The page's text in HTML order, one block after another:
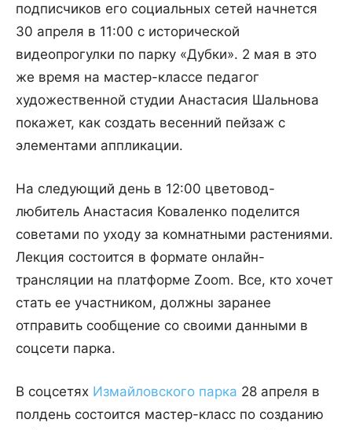
подписчиков его социальных сетей начнется
30 апреля в 11:00 с исторической
видеопрогулки по парку «Дубки». 2 мая в это
же время на мастер-классе педагог
художественной студии Анастасия Шальнова
покажет, как создать весенний пейзаж с
элементами аппликации.
На следующий день в 12:00 цветовод-
любитель Анастасия Коваленко поделится
советами по уходу за комнатными растениями.
Лекция состоится в формате онлайн-
трансляции на платформе Zoom. Все, кто хочет
стать ее участником, должны заранее
отправить сообщение со своими данными в
соцсети парка.
В соцсетях Измайловского парка 28 апреля в
полдень состоится мастер-класс по созданию